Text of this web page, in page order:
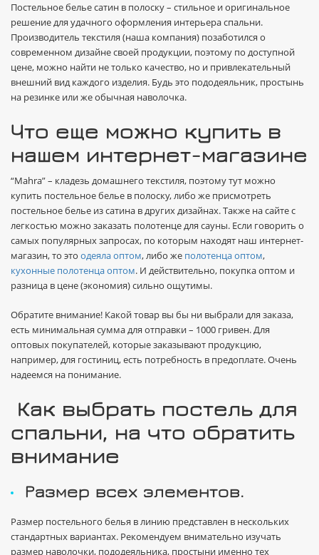
Постельное белье сатин в полоску – стильное и оригинальное
решение для удачного оформления интерьера спальни.
Производитель текстиля (наша компания) позаботился о
современном дизайне своей продукции, поэтому по доступной
цене, можно найти не только качество, но и привлекательный
внешний вид каждого изделия. Будь это пододеяльник, простынь
на резинке или же обычная наволочка.
Что еще можно купить в
нашем интернет-магазине
“Mahra” – кладезь домашнего текстиля, поэтому тут можно
купить постельное белье в полоску, либо же присмотреть
постельное белье из сатина в других дизайнах. Также на сайте с
легкостью можно заказать полотенце для сауны. Если говорить о
самых популярных запросах, по которым находят наш интернет-
магазин, то это одеяла оптом, либо же полотенца оптом,
кухонные полотенца оптом. И действительно, покупка оптом и
разница в цене (экономия) сильно ощутимы.
Обратите внимание! Какой товар вы бы ни выбрали для заказа,
есть минимальная сумма для отправки – 1000 гривен. Для
оптовых покупателей, которые заказывают продукцию,
например, для гостиниц, есть потребность в предоплате. Очень
надеемся на понимание.
Как выбрать постель для
спальни, на что обратить
внимание
Размер всех элементов.
Размер постельного белья в линию представлен в нескольких
стандартных вариантах. Рекомендуем внимательно изучать
размер наволочки, пододеяльника, простыни именно тех